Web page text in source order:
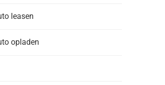
leasen
opladen